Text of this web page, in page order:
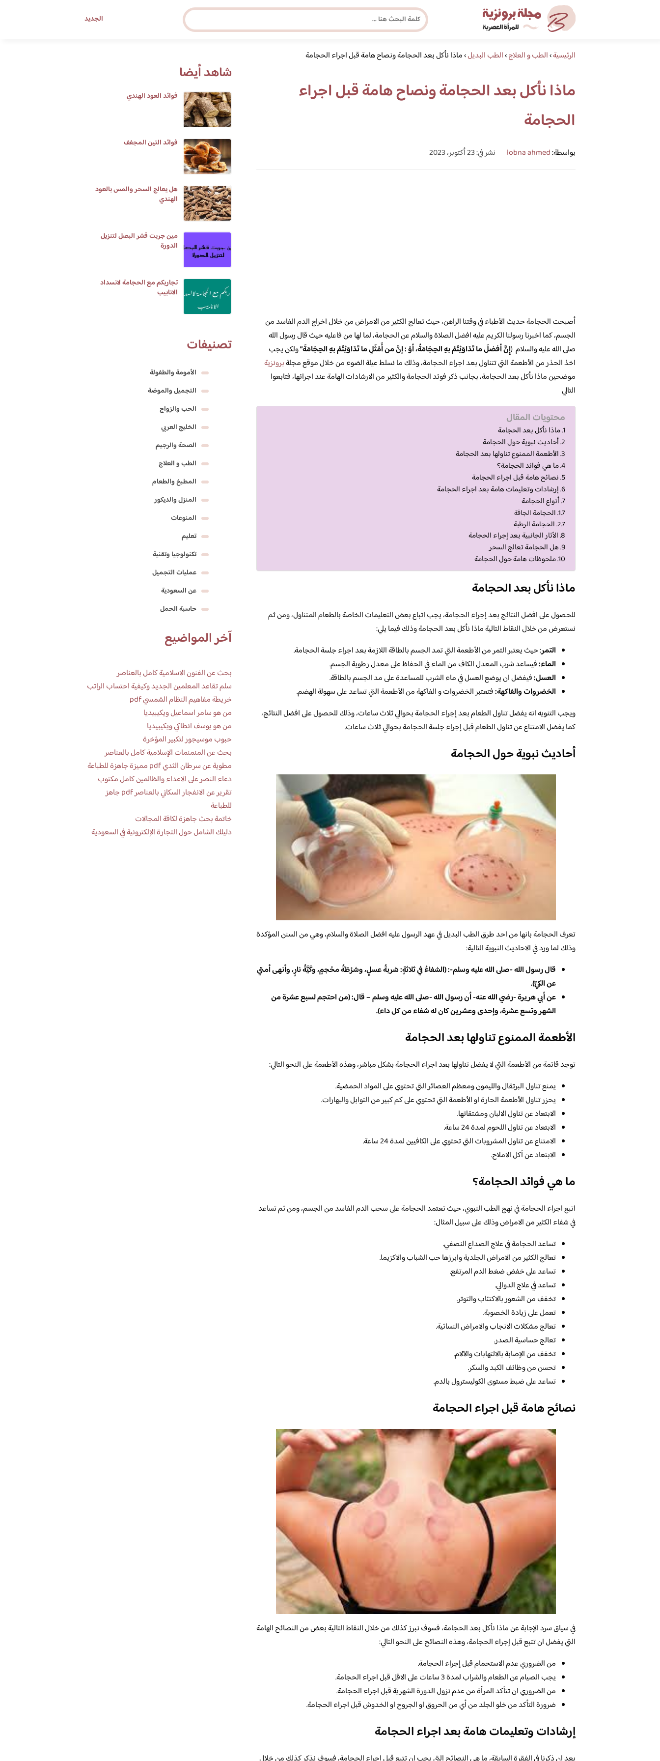
الجديد
مجلة برونزية للفتاة العصرية
ابحث عن أي موضوع يهمك
الرئيسية›الطب و العلاج›الطب البديل›ماذا نأكل بعد الحجامة ونصاح هامة قبل اجراء الحجامة
ماذا نأكل بعد الحجامة ونصاح هامة قبل اجراء
الحجامة
بواسطة:lobna ahmed نشر في: 23 أكتوبر، 2023
أصبحت الحجامة حديث الأطباء في وقتنا الراهن، حيث تعالج الكثير من الامراض من خلال اخراج الدم الفاسد من
الجسم، كما اخبرنا رسولنا الكريم عليه افضل الصلاة والسلام عن الحجامة، لما لها من فاعليه حيث قال رسول الله
صلى الله عليه والسلام (إِنَّ أفضلَ ما تَدَاوَيْتُمْ بهِ الحِجَامَةُ، أوْ : إنَّ من أَمْثَلِ ما تَدَاوَيْتُمْ بهِ الحِجَامَةَ”ولكن يجب
اخذ الحذر من الأطعمة التي تتناول بعد اجراء الحجامة، وذلك ما نسلط عيلة الضوء من خلال موقع مجلةبرونزية
موضحين ماذا نأكل بعد الحجامة، بجانب ذكر فوئد الحجامة والكثير من الارشادات الهامة عند اجرائها، فتابعوا
التالي
محتويات المقال
ماذا نأكل بعد الحجامة
أحاديث نبوية حول الحجامة
الأطعمة الممنوع تناولها بعد الحجامة
ما هي فوائد الحجامة؟
نصائح هامة قبل اجراء الحجامة
إرشادات وتعليمات هامة بعد اجراء الحجامة
أنواع الحجامة
الحجامة الجافة
الحجامة الرطبة
الأثار الجانبية بعد إجراء الحجامة
هل الحجامة تعالج السحر
ملحوظات هامة حول الحجامة
ماذا نأكل بعد الحجامة
للحصول على افضل النتائج بعد إجراء الحجامة، يجب اتباع بعض التعليمات الخاصة بالطعام المتناول، ومن ثم
نستعرض من خلال النقاط التالية ماذا نأكل بعد الحجامة وذلك فيما يلي:
التمر: حيث يعتبر التمر من الأطعمة التي تمد الجسم بالطاقة اللازمة بعد اجراء جلسة الحجامة.
الماء:فيساعد شرب المعدل الكاف من الماء في الحفاظ على معدل رطوبة الجسم.
العسل:فيفضل ان يوضع العسل في ماء الشرب للمساعدة على مد الجسم بالطاقة.
الخضروات والفاكهة:فتعتبر الخضروات و الفاكهة من الأطعمة التي تساعد على سهولة الهضم.
ويجب التنويه انه يفضل تناول الطعام بعد إجراء الحجامة بحوالي ثلاث ساعات، وذلك للحصول على افضل النتائج،
كما يفضل الامتناع عن تناول الطعام قبل إجراء جلسة الحجامة بحوالي ثلاث ساعات.
أحاديث نبوية حول الحجامة
تعرف الحجامة بانها من احد طرق الطب البديل في عهد الرسول عليه افضل الصلاة والسلام، وهي من السنن المؤكدة
وذلك لما ورد في الاحاديث النبوية التالية:
قال رسول الله -صلى الله عليه وسلم-: (الشفاءُ في ثلاثةٍ: شربةُ عسلٍ، وشرْطَةُ محْجمٍ، وكَيَّةُ نارٍ، وأنهى أمتي
عن الكيِّ).
عن أبي هريرة -رضي الله عنه- أن رسول الله -صلى الله عليه وسلم – قال: (من احتجم لسبع عشرة من
الشهر وتسع عشرة، وإحدى وعشرين كان له شفاء من كل داء).
الأطعمة الممنوع تناولها بعد الحجامة
توجد قائمة من الأطعمة التي لا يفضل تناولها بعد اجراء الحجامة بشكل مباشر، وهذه الأطعمة على النحو التالي:
يمنع تناول البرتقال والليمون ومعظم العصائر التي تحتوي على المواد الحمضية.
يحزر تناول الأطعمة الحارة او الأطعمة التي تحتوي على كم كبير من التوابل والبهارات.
الابتعاد عن تناول الالبان ومشتقاتها.
الابتعاد عن تناول اللحوم لمدة 24 ساعة.
الامتناع عن تناول المشروبات التي تحتوي على الكافيين لمدة 24 ساعة.
الابتعاد عن آكل الاملاح.
ما هي فوائد الحجامة؟
اتبع اجراء الحجامة في نهج الطب النبوي، حيث تعتمد الحجامة على سحب الدم الفاسد من الجسم، ومن ثم تساعد
في شفاء الكثير من الامراض وذلك على سبيل المثال:
تساعد الحجامة في علاج الصداع النصفي.
تعالج الكثير من الامراض الجلدية وابرزها حب الشباب والاكزيما.
تساعد على خفض ضغط الدم المرتفع.
تساعد في علاج الدوالي.
تخفف من الشعور بالاكتئاب والتوتر.
تعمل على زيادة الخصوبة.
تعالج مشكلات الانجاب والامراض النسائية.
تعالج حساسية الصدر.
تخفف من الإصابة بالالتهابات والآلام.
تحسن من وظائف الكبد والسكر.
تساعد على ضبط مستوى الكوليسترول بالدم.
نصائح هامة قبل اجراء الحجامة
في سياق سرد الإجابة عن ماذا نأكل بعد الحجامة، فسوف نبرز كذلك من خلال النقاط التالية بعض من النصائح الهامة
التي يفضل ان تتبع قبل إجراء الحجامة، وهذه النصائح على النحو التالي:
من الضروري عدم الاستحمام قبل إجراء الحجامة.
يجب الصيام عن الطعام والشراب لمدة 3 ساعات على الاقل قبل اجراء الحجامة.
من الضروري ان تتأكد المرأة من عدم نزول الدورة الشهرية قبل اجراء الحجامة.
ضرورة التأكد من خلو الجلد من أي من الحروق او الجروح او الخدوش قبل اجراء الحجامة.
إرشادات وتعليمات هامة بعد اجراء الحجامة
شاهد أيضا
فوائد العود الهندي
فوائد التين المجفف
هل يعالج السحر والمس بالعود
الهندي
مين جربت قشر البصل لتنزيل
الدورة
تجاربكم مع الحجامة لانسداد
الانابيب
تصنيفات
الأمومة والطفولة
التجميل والموضة
الحب والزواج
الخليج العربي
الصحة والرجيم
الطب و العلاج
المطبخ والطعام
المنزل والديكور
المنوعات
تعليم
تكنولوجيا وتقنية
عمليات التجميل
عن السعودية
حاسبة الحمل
آخر المواضيع
بحث عن الفنون الاسلامية كامل بالعناصر
سلم تقاعد المعلمين الجديد وكيفية احتساب الراتب
خريطة مفاهيم النظام الشمسي pdf
من هو سامر اسماعيل ويكيبيديا
من هو يوسف انطاكي ويكيبيديا
حبوب موسيجور لتكبير المؤخرة
بحث عن المنمنمات الإسلامية كامل بالعناصر
مطوية عن سرطان الثدي pdf مميزة جاهزة للطباعة
دعاء النصر على الاعداء والظالمين كامل مكتوب
تقرير عن الانفجار السكاني بالعناصر pdf جاهز
للطباعة
خاتمة بحث جاهزة لكافة المجالات
دليلك الشامل حول التجارة الإلكترونية في السعودية